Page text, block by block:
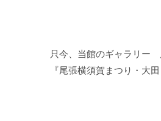
只今、当館のギャラリー